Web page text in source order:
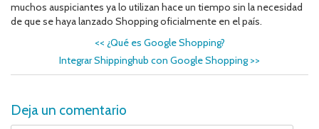
muchos auspiciantes ya lo utilizan hace un tiempo sin la necesidad
de que se haya lanzado Shopping oficialmente en el país.
<< ¿Qué es Google Shopping?
Integrar Shippinghub con Google Shopping>>
Deja un comentario